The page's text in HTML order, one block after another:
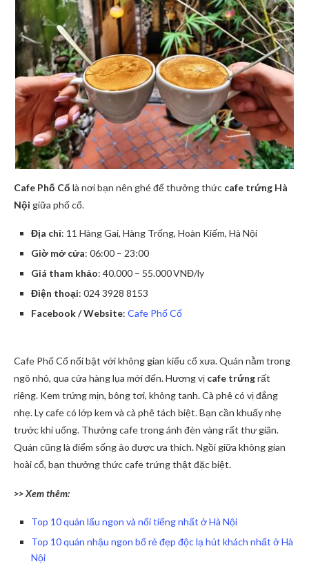
Cafe Phố Cổ là nơi bạn nên ghé để thưởng thức cafe trứng Hà
Nội giữa phố cổ.
Địa chỉ: 11 Hàng Gai, Hàng Trống, Hoàn Kiếm, Hà Nội
Giờ mở cửa: 06:00 – 23:00
Giá tham khảo: 40.000 – 55.000 VNĐ/ly
Điện thoại: 024 3928 8153
Facebook / Website: Cafe Phố Cổ
Cafe Phố Cổ nổi bật với không gian kiểu cổ xưa. Quán nằm trong
ngõ nhỏ, qua cửa hàng lụa mới đến. Hương vị cafe trứngrất
riêng. Kem trứng mịn, bông tơi, không tanh. Cà phê có vị đắng
nhẹ. Ly cafe có lớp kem và cà phê tách biệt. Bạn cần khuấy nhẹ
trước khi uống. Thưởng cafe trong ánh đèn vàng rất thư giãn.
Quán cũng là điểm sống ảo được ưa thích. Ngồi giữa không gian
hoài cổ, bạn thưởng thức cafe trứng thật đặc biệt.
>> Xem thêm:
Top 10 quán lẩu ngon và nổi tiếng nhất ở Hà Nội
Top 10 quán nhậu ngon bổ rẻ đẹp độc lạ hút khách nhất ở Hà
Nội